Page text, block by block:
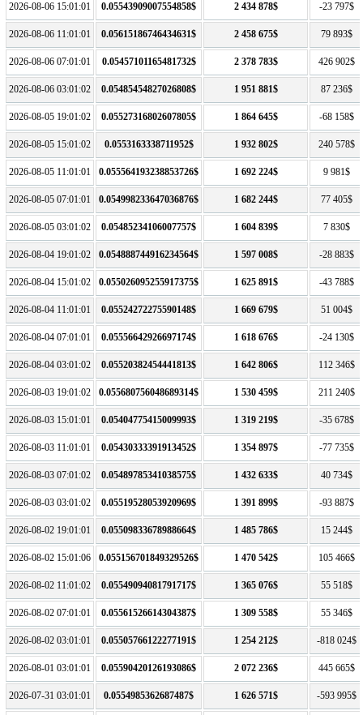
2026-08-06 15:01:01 0.05543909007554858$ 2 434 878$ -23 797$
2026-08-06 11:01:01 0.05615186746434631$ 2 458 675$ 79 893$
2026-08-06 07:01:01 0.05457101165481732$ 2 378 783$ 426 902$
2026-08-06 03:01:02 0.05485454827026808$ 1 951 881$ 87 236$
2026-08-05 19:01:02 0.05527316802607805$ 1 864 645$ -68 158$
2026-08-05 15:01:02 0.0553163338711952$ 1 932 802$ 240 578$
2026-08-05 11:01:01 0.055564193238853726$ 1 692 224$ 9 981$
2026-08-05 07:01:01 0.054998233647036876$ 1 682 244$ 77 405$
2026-08-05 03:01:02 0.05485234106007757$ 1 604 839$ 7 830$
2026-08-04 19:01:02 0.054888744916234564$ 1 597 008$ -28 883$
2026-08-04 15:01:02 0.055026095255917375$ 1 625 891$ -43 788$
2026-08-04 11:01:01 0.05524272275590148$ 1 669 679$ 51 004$
2026-08-04 07:01:01 0.05556642926697174$ 1 618 676$ -24 130$
2026-08-04 03:01:02 0.05520382454441813$ 1 642 806$ 112 346$
2026-08-03 19:01:02 0.055680756048689314$ 1 530 459$ 211 240$
2026-08-03 15:01:01 0.05404775415009993$ 1 319 219$ -35 678$
2026-08-03 11:01:01 0.05430333391913452$ 1 354 897$ -77 735$
2026-08-03 07:01:02 0.05489785341038575$ 1 432 633$ 40 734$
2026-08-03 03:01:02 0.05519528053920969$ 1 391 899$ -93 887$
2026-08-02 19:01:01 0.05509833678988664$ 1 485 786$ 15 244$
2026-08-02 15:01:06 0.055156701849329526$ 1 470 542$ 105 466$
2026-08-02 11:01:02 0.05549094081791717$ 1 365 076$ 55 518$
2026-08-02 07:01:01 0.05561526614304387$ 1 309 558$ 55 346$
2026-08-02 03:01:01 0.05505766122277191$ 1 254 212$ -818 024$
2026-08-01 03:01:01 0.05590420126193086$ 2 072 236$ 445 665$
2026-07-31 03:01:01 0.0554985362687487$ 1 626 571$ -593 995$